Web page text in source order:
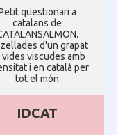
qüestionari a
catalans de
d'un grapat
vides viscudes amb
i en català per
tot el món
IDCAT